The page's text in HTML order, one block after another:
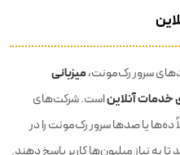
سرور رک‌مونت،میزبانی
خدمات آنلایناست. شرکت‌های
یا صدها سرور رک‌مونت را در
به نیاز میلیون‌ها کاربر پاسخ دهند.